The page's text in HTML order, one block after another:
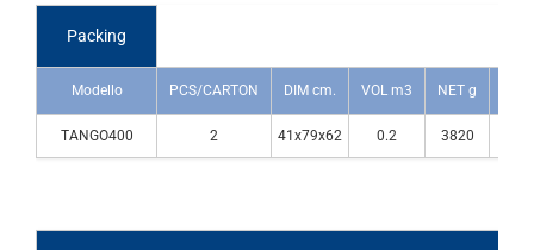
Packing
Modello PCS/CARTON DIM cm. VOL m3 NET g
TANGO400 2 41x79x62 0.2 3820